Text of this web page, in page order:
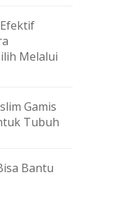
Melalui
Gamis
Tubuh
Bantu